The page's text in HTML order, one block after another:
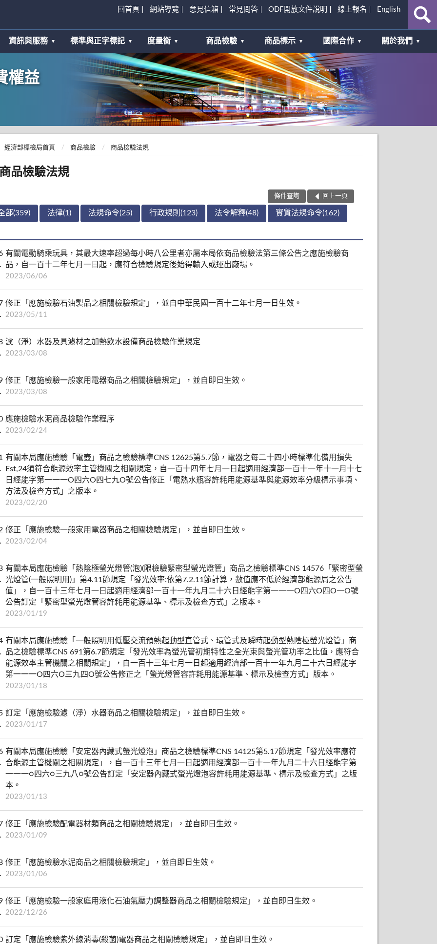
回首頁 網站導覽 意見信箱 常見問答 ODF開放文件說明 線上報名 English
資訊與服務 標準與正字標記 度量衡 商品檢驗 商品標示 國際合作 關於我們
權益
經濟部標檢局首頁 商品檢驗 商品檢驗法規
商品檢驗法規
條件查詢 回上一頁
部(359) 法律(1) 法規命令(25) 行政規則(123) 法令解釋(48) 實質法規命令(162)
有關電動騎乘玩具，其最大速率超過每小時八公里者亦屬本局依商品檢驗法第三條公告之應施檢驗商
品，自一百十二年七月一日起，應符合檢驗規定後始得輸入或運出廠場。
2023/06/06
修正「應施檢驗石油製品之相關檢驗規定」，並自中華民國一百十二年七月一日生效。
2023/05/11
濾（淨）水器及具濾材之加熱飲水設備商品檢驗作業規定
2023/03/08
修正「應施檢驗一般家用電器商品之相關檢驗規定」，並自即日生效。
2023/03/08
應施檢驗水泥商品檢驗作業程序
2023/02/24
有關本局應施檢驗「電壺」商品之檢驗標準CNS 12625第5.7節，電器之每二十四小時標準化備用損失
Est,24須符合能源效率主管機關之相關規定，自一百十四年七月一日起適用經濟部一百十一年十一月十七
日經能字第一一一O四六O四七九O號公告修正「電熱水瓶容許耗用能源基準與能源效率分級標示事項、
方法及檢查方式」之版本。
2023/02/20
修正「應施檢驗一般家用電器商品之相關檢驗規定」，並自即日生效。
2023/02/04
有關本局應施檢驗「熱陰極螢光燈管(泡)(限檢驗緊密型螢光燈管」商品之檢驗標準CNS 14576「緊密型螢
光燈管(一般照明用)」第4.11節規定「發光效率:依第7.2.11節計算，數值應不低於經濟部能源局之公告
值」，自一百十三年七月一日起適用經濟部一百十一年九月二十六日經能字第一一一O四六O四O一O號
公告訂定「緊密型螢光燈管容許耗用能源基準、標示及檢查方式」之版本。
2023/01/19
有關本局應施檢驗「一般照明用低壓交流預熱起動型直管式、環管式及瞬時起動型熱陰極螢光燈管」商
品之檢驗標準CNS 691第6.7節規定「發光效率為螢光管初期特性之全光束與螢光管功率之比值，應符合
能源效率主管機關之相關規定」，自一百十三年七月一日起適用經濟部一百十一年九月二十六日經能字
第一一一O四六O三九四O號公告修正之「螢光燈管容許耗用能源基準、標示及檢查方式」版本。
2023/01/18
訂定「應施檢驗濾（淨）水器商品之相關檢驗規定」，並自即日生效。
2023/01/17
有關本局應施檢驗「安定器內藏式螢光燈泡」商品之檢驗標準CNS 14125第5.17節規定「發光效率應符
合能源主管機關之相關規定」，自一百十三年七月一日起適用經濟部一百十一年九月二十六日經能字第
一一一○四六○三九八○號公告訂定「安定器內藏式螢光燈泡容許耗用能源基準、標示及檢查方式」之版
本。
2023/01/13
修正「應施檢驗配電器材類商品之相關檢驗規定」，並自即日生效。
2023/01/09
修正「應施檢驗水泥商品之相關檢驗規定」，並自即日生效。
2023/01/06
修正「應施檢驗一般家庭用液化石油氣壓力調整器商品之相關檢驗規定」，並自即日生效。
2022/12/26
訂定「應施檢驗紫外線消毒(殺菌)電器商品之相關檢驗規定」，並自即日生效。